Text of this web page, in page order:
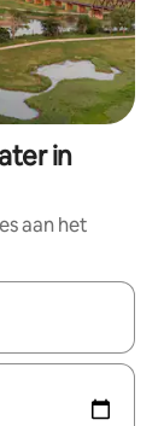
in
aan het
je een keuze